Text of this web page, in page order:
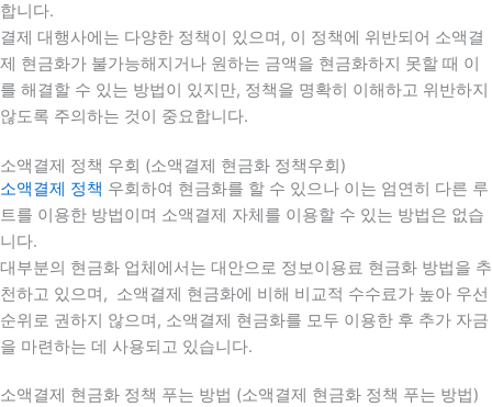
합니다.
결제 대행사에는 다양한 정책이 있으며, 이 정책에 위반되어 소액결
제 현금화가 불가능해지거나 원하는 금액을 현금화하지 못할 때 이
를 해결할 수 있는 방법이 있지만, 정책을 명확히 이해하고 위반하지
않도록 주의하는 것이 중요합니다.
소액결제 정책 우회 (소액결제 현금화 정책우회)
소액결제 정책 우회하여 현금화를 할 수 있으나 이는 엄연히 다른 루
트를 이용한 방법이며 소액결제 자체를 이용할 수 있는 방법은 없습
니다.
대부분의 현금화 업체에서는 대안으로 정보이용료 현금화 방법을 추
천하고 있으며, 소액결제 현금화에 비해 비교적 수수료가 높아 우선
순위로 권하지 않으며, 소액결제 현금화를 모두 이용한 후 추가 자금
을 마련하는 데 사용되고 있습니다.
소액결제 현금화 정책 푸는 방법 (소액결제 현금화 정책 푸는 방법)